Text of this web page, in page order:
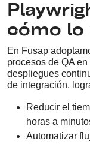
cómo lo
En Fusap
procesos de QA
despliegues
de integración,
Reducir el
horas a
Automatizar